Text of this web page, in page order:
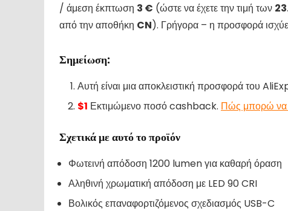
/ άμεση έκπτωση 3 € (ώστε να έχετε την τιμή των
από την αποθήκη CN). Γρήγορα – η προσφορά
Σημείωση:
Αυτή είναι μια αποκλειστική προσφορά του
$1 Εκτιμώμενο ποσό cashback. Πώς μπορώ
Σχετικά με αυτό το προϊόν
Φωτεινή απόδοση 1200 lumen για καθαρή όραση
Αληθινή χρωματική απόδοση με LED 90 CRI
Βολικός επαναφορτιζόμενος σχεδιασμός USB-C